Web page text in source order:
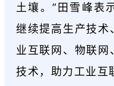
土壤。”田雪峰表
继续提高生产技术
业互联网、物联网
技术，助力工业互